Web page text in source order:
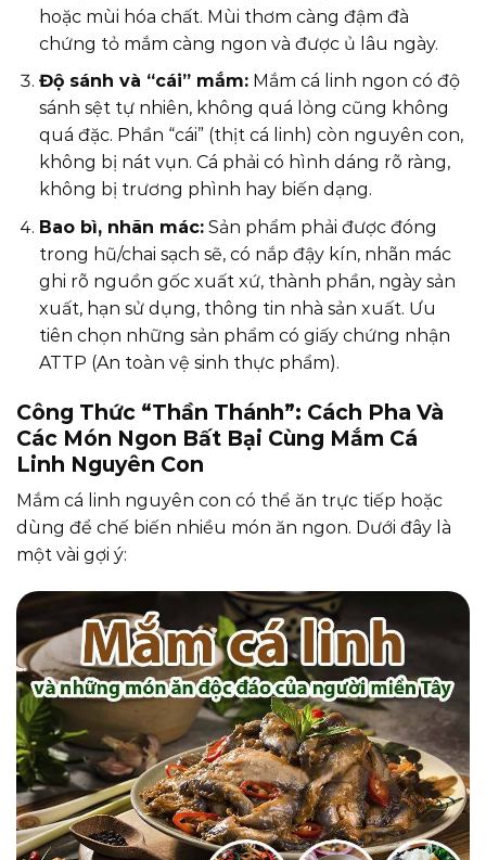
hoặc mùi hóa chất. Mùi thơm càng đậm đà
chứng tỏ mắm càng ngon và được ủ lâu ngày.
Độ sánh và “cái” mắm:Mắm cá linh ngon có độ
sánh sệt tự nhiên, không quá lỏng cũng không
quá đặc. Phần “cái” (thịt cá linh) còn nguyên con,
không bị nát vụn. Cá phải có hình dáng rõ ràng,
không bị trương phình hay biến dạng.
Bao bì, nhãn mác:Sản phẩm phải được đóng
trong hũ/chai sạch sẽ, có nắp đậy kín, nhãn mác
ghi rõ nguồn gốc xuất xứ, thành phần, ngày sản
xuất, hạn sử dụng, thông tin nhà sản xuất. Ưu
tiên chọn những sản phẩm có giấy chứng nhận
ATTP (An toàn vệ sinh thực phẩm).
Công Thức “Thần Thánh”: Cách Pha Và
Các Món Ngon Bất Bại Cùng Mắm Cá
Linh Nguyên Con
Mắm cá linh nguyên con có thể ăn trực tiếp hoặc
dùng để chế biến nhiều món ăn ngon. Dưới đây là
một vài gợi ý: